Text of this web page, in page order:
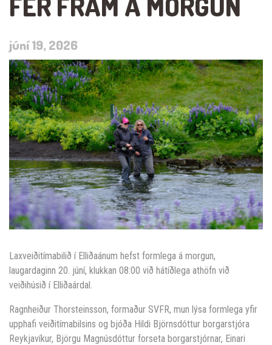
júní 19, 2026
Laxveiðitímabilið í Elliðaánum hefst formlega á morgun,
laugardaginn 20. júní, klukkan 08:00 við hátíðlega athöfn við
veiðihúsið í Elliðaárdal.
Ragnheiður Thorsteinsson, formaður SVFR, mun lýsa formlega yfir
upphafi veiðitímabilsins og bjóða Hildi Björnsdóttur borgarstjóra
Reykjavíkur, Björgu Magnúsdóttur forseta borgarstjórnar, Einari